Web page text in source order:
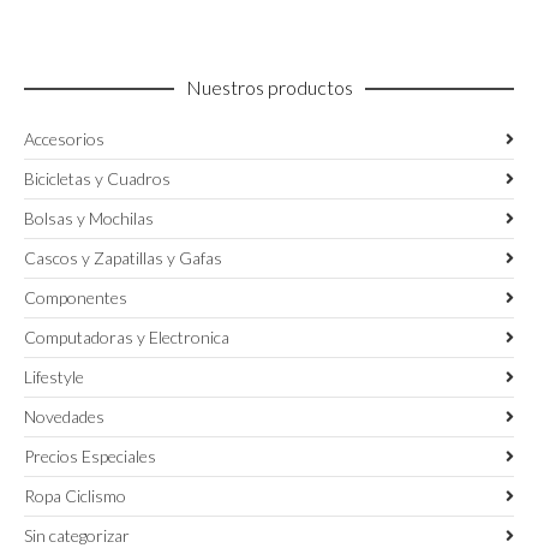
producto
Nuestros productos
Accesorios
Bicicletas y Cuadros
Bolsas y Mochilas
Cascos y Zapatillas y Gafas
Componentes
Computadoras y Electronica
Lifestyle
Novedades
Precios Especiales
Ropa Ciclismo
Sin categorizar